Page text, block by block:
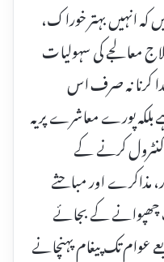
کہ انہیں بہتر خوراک،
معالجے کی سہولیات
کرنا نہ صرف اس
پورے معاشرے پر یہ
کرنے کے
مذاکرے اور مباحثے
کے بجائے
تک پیغام پہنچانے